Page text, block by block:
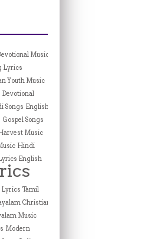
Music
Lyrics
Youth Music
Devotional
Songs English
Gospel Songs
Music
Hindi
English
Lyrics Tamil
Christian
Music
Modern